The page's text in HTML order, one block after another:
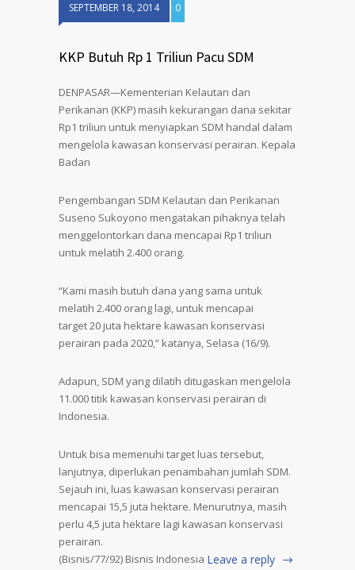
SEPTEMBER 18, 2014 0
KKP Butuh Rp 1 Triliun Pacu SDM
DENPASAR—Kementerian Kelautan dan
Perikanan (KKP) masih kekurangan dana sekitar
Rp1 triliun untuk menyiapkan SDM handal dalam
mengelola kawasan konservasi perairan. Kepala
Badan
Pengembangan SDM Kelautan dan Perikanan
Suseno Sukoyono mengatakan pihaknya telah
menggelontorkan dana mencapai Rp1 triliun
untuk melatih 2.400 orang.
“Kami masih butuh dana yang sama untuk
melatih 2.400 orang lagi, untuk mencapai
target 20 juta hektare kawasan konservasi
perairan pada 2020,” katanya, Selasa (16/9).
Adapun, SDM yang dilatih ditugaskan mengelola
11.000 titik kawasan konservasi perairan di
Indonesia.
Untuk bisa memenuhi target luas tersebut,
lanjutnya, diperlukan penambahan jumlah SDM.
Sejauh ini, luas kawasan konservasi perairan
mencapai 15,5 juta hektare. Menurutnya, masih
perlu 4,5 juta hektare lagi kawasan konservasi
perairan.
(Bisnis/77/92) Bisnis Indonesia Leave a reply